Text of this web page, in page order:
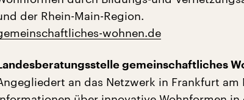
der Rhein-Main-Region.
wohnen.de
gemeinschaftliches
an das Netzwerk in Frankfurt